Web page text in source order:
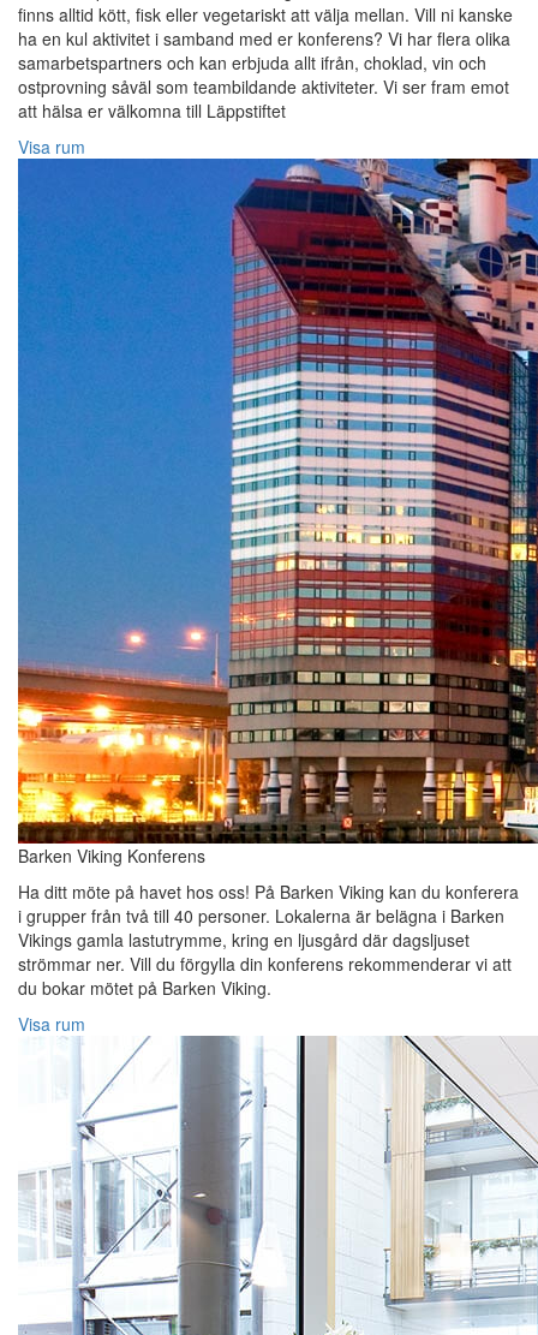
finns alltid kött, fisk eller vegetariskt att välja mellan. Vill ni kanske
ha en kul aktivitet i samband med er konferens? Vi har flera olika
samarbetspartners och kan erbjuda allt ifrån, choklad, vin och
ostprovning såväl som teambildande aktiviteter. Vi ser fram emot
att hälsa er välkomna till Läppstiftet
Visa rum
Barken Viking Konferens
Ha ditt möte på havet hos oss! På Barken Viking kan du konferera
i grupper från två till 40 personer. Lokalerna är belägna i Barken
Vikings gamla lastutrymme, kring en ljusgård där dagsljuset
strömmar ner. Vill du förgylla din konferens rekommenderar vi att
du bokar mötet på Barken Viking.
Visa rum